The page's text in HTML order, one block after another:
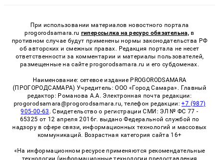
При использовании материалов новостного портала
progorodsamara.ru гиперссылка на ресурс обязательна, в
противном случае будут применены нормы законодательства РФ
об авторских и смежных правах. Редакция портала не несет
ответственности за комментарии и материалы пользователей,
размещенные на сайте progorodsamara.ru и его субдоменах.
Наименование: сетевое издание PROGORODSAMARA
(ПРОГОРОДСАМАРА) Учредитель: ООО «Город Самара». Главный
редактор: Романова А.А. Электронная почта редакции:
progorodsamara@progorodsamara.ru, телефон редакции:+7 (987)
905-00-63 . Свидетельство о регистрации СМИ: ЭЛ № ФС 77 -
65325 от 12 апреля 2016г. выдано Федеральной службой по
надзору в сфере связи, информационных технологий и массовых
коммуникаций. Возрастная категория сайта 16+
«На информационном ресурсе применяются рекомендательные
технологии (информационные технологии предоставления